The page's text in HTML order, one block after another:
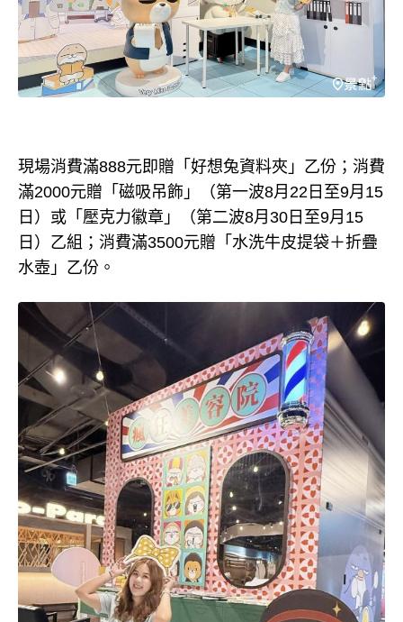
現場消費滿888元即贈「好想兔資料夾」乙份；消費
滿2000元贈「磁吸吊飾」（第一波8月22日至9月15
日）或「壓克力徽章」（第二波8月30日至9月15
日）乙組；消費滿3500元贈「水洗牛皮提袋＋折疊
水壺」乙份。